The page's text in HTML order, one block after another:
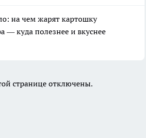
на чем жарят картошку
— куда полезнее и вкуснее
странице отключены.